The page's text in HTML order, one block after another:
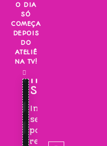
Skip
content
O DIA
SÓ
COMEÇA
DEPOIS
DO
ATELIÊ
NA TV!
INSCREVA-
SE!
Inscreva-
se
para
receber